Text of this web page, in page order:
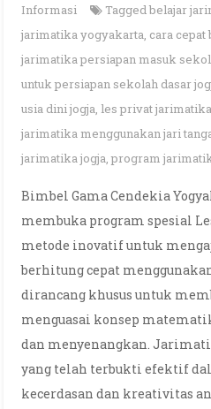
Informasi
Taggedbelajar
jarimatika yogyakarta, cara
jarimatika persiapan masuk
untuk persiapan sekolah dasar
usia dini jogja, les privat
jarimatika menggunakan jari
jarimatika jogja,program
Bimbel Gama Cendekia
membuka program spesial
metode inovatif untuk
berhitung cepat
dirancang khusus untuk
menguasai konsep
dan menyenangkan.
yang telah terbukti efektif
kecerdasan dan kreativitas